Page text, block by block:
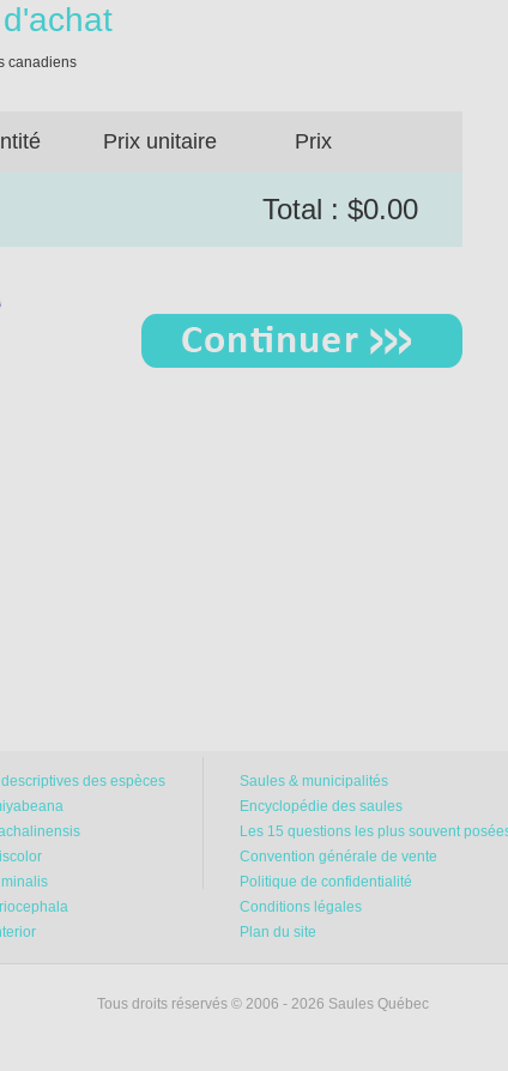
canadiens
Prix unitaire Prix
Total : $0.00
descriptives des espèces
Saules & municipalités
Encyclopédie des saules
Les 15 questions les plus souvent
Convention générale de vente
Politique de confidentialité
Conditions légales
Plan du site
Tous droits réservés © 2006 - 2026 Saules Québec
à nous avoir choisis — c’est un privilège qu’on ne prend jamais
un été magnifique, rempli de verdure et de projets inspirants!
Québec